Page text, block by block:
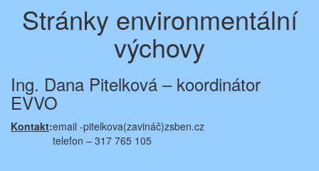
Stránky environmentální
výchovy
Ing. Dana Pitelková – koordinátor
EVVO
Kontakt:email -pitelkova(zavináč)zsben.cz
telefon – 317 765 105